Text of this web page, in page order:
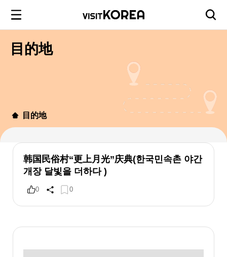
目的地
目的地
韩国民俗村“更上月光”庆典(한국민속촌 야간
개장 달빛을 더하다 )
0 0